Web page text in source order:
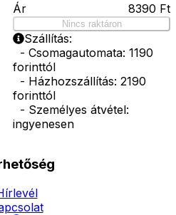
Ár
8390 Ft
Nincs raktáron
Szállítás:
- Csomagautomata: 1190
forinttól
- Házhozszállítás: 2190
forinttól
- Személyes átvétel:
ingyenesen